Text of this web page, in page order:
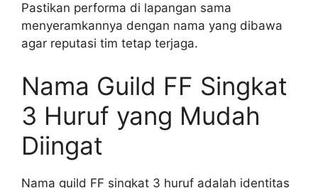
Pastikan performa di lapangan sama
menyeramkannya dengan nama yang dibawa
agar reputasi tim tetap terjaga.
Nama Guild FF Singkat
3 Huruf yang Mudah
Diingat
Nama guild FF singkat 3 huruf adalah identitas